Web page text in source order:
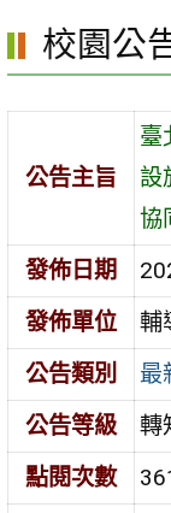
區
校園公
公告主旨
臺
設
協
發佈日期
發佈單位
輔
公告類別
最
公告等級
轉
點閱次數